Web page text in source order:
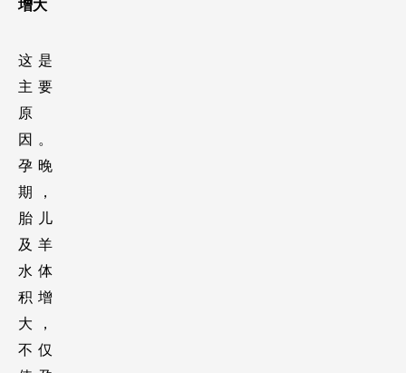
增大
这是
主要
原
因。
孕晚
期，
胎儿
及羊
水体
积增
大，
不仅